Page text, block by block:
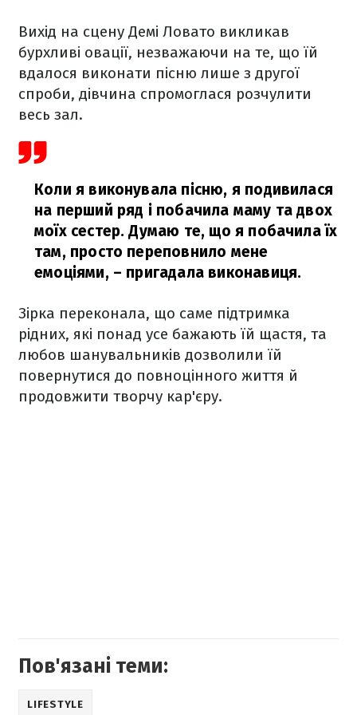
Вихід на сцену Демі Ловато викликав
бурхливі овації, незважаючи на те, що їй
вдалося виконати пісню лише з другої
спроби, дівчина спромоглася розчулити
весь зал.
Коли я виконувала пісню, я подивилася
на перший ряд і побачила маму та двох
моїх сестер. Думаю те, що я побачила їх
там, просто переповнило мене
емоціями, – пригадала виконавиця.
Зірка переконала, що саме підтримка
рідних, які понад усе бажають їй щастя, та
любов шанувальників дозволили їй
повернутися до повноцінного життя й
продовжити творчу кар'єру.
Пов'язані теми:
LIFESTYLE